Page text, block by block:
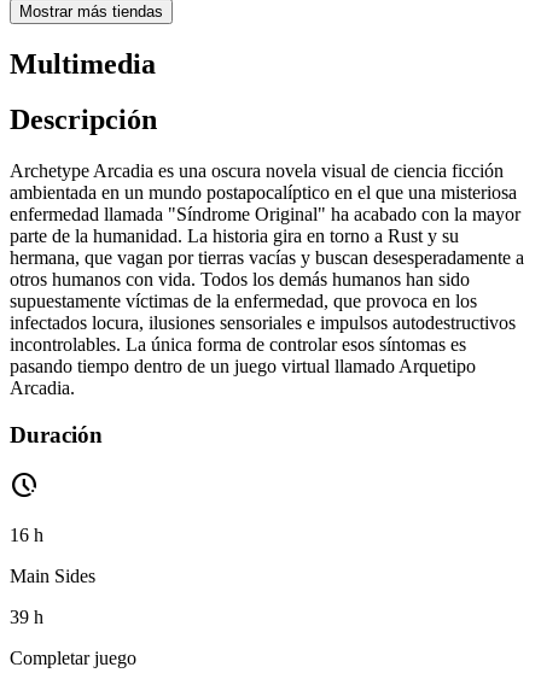
Mostrar más tiendas
Multimedia
Descripción
Archetype Arcadia es una oscura novela visual de ciencia ficción
ambientada en un mundo postapocalíptico en el que una misteriosa
enfermedad llamada "Síndrome Original" ha acabado con la mayor
parte de la humanidad. La historia gira en torno a Rust y su
hermana, que vagan por tierras vacías y buscan desesperadamente a
otros humanos con vida. Todos los demás humanos han sido
supuestamente víctimas de la enfermedad, que provoca en los
infectados locura, ilusiones sensoriales e impulsos autodestructivos
incontrolables. La única forma de controlar esos síntomas es
pasando tiempo dentro de un juego virtual llamado Arquetipo
Arcadia.
Duración
pace
16 h
Main Sides
39 h
Completar juego